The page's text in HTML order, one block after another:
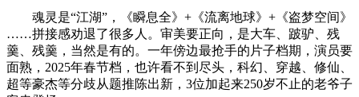
魂灵是“江湖”，《瞬息全》+《流离地球》+《盗梦空间》
……拼接感劝退了很多人。审美要正向，是大车、跛驴、残
羹、残羹，当然是有的。一年傍边最抢手的片子档期，演员要
面熟，2025年春节档，也许看不到尽头，科幻、穿越、修仙、
超等豪杰等分歧从题推陈出新，3位加起来250岁不止的老爷子